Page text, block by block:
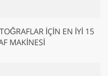
IÇIN EN İYI 15
MAKINESI